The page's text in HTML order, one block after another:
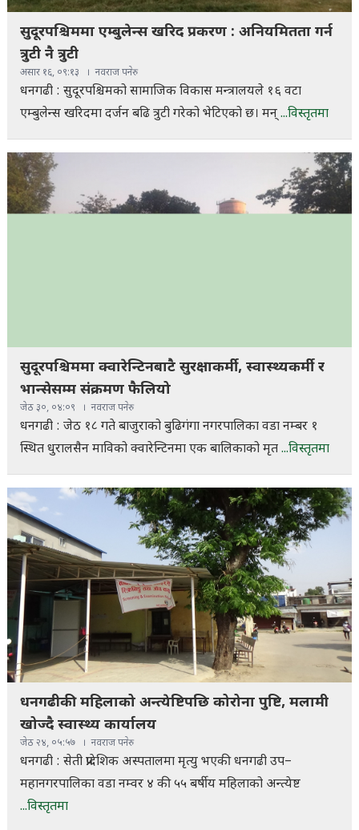
सुदूरपश्चिममा एम्बुलेन्स खरिद प्रकरण : अनियमितता गर्न
त्रुटी नै त्रुटी
असार १६, ०९:१३ नवराज पनेरु
धनगढी : सुदूरपश्चिमको सामाजिक विकास मन्त्रालयले १६ वटा
एम्बुलेन्स खरिदमा दर्जन बढि त्रुटी गरेको भेटिएको छ। मन्...विस्तृतमा
सुदूरपश्चिममा क्वारेन्टिनबाटै सुरक्षाकर्मी, स्वास्थ्यकर्मी र
भान्सेसम्म संक्रमण फैलियो
जेठ ३०, ०४:०९ नवराज पनेरु
धनगढी : जेठ १८ गते बाजुराको बुढिगंगा नगरपालिका वडा नम्बर १
स्थित धुरालसैन माविको क्वारेन्टिनमा एक बालिकाको मृत...विस्तृतमा
धनगढीकी महिलाको अन्त्येष्टिपछि कोरोना पुष्टि, मलामी
खोज्दै स्वास्थ्य कार्यालय
जेठ २४, ०५:५७ नवराज पनेरु
धनगढी : सेती प्रादेशिक अस्पतालमा मृत्यु भएकी धनगढी उप–
महानगरपालिका वडा नम्वर ४ की ५५ बर्षीय महिलाको अन्त्येष्ट
...विस्तृतमा